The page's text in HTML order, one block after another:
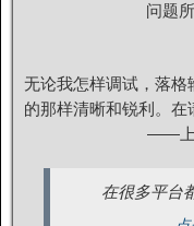
问题
无论我怎样调试，落格
的那样清晰和锐利。
——
在很多平台